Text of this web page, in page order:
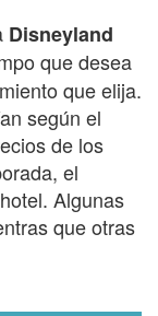
Disneyland
que desea
que elija.
según el
de los
el
Algunas
que otras